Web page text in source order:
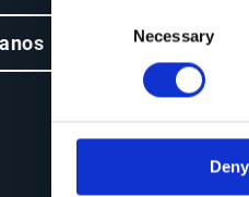
Consent
Necessary
Deny